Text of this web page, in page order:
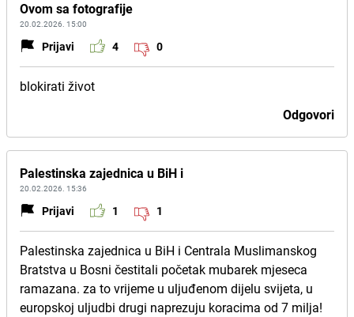
Ovom sa fotografije
20.02.2026. 15:00
Prijavi 4 0
blokirati život
Odgovori
Palestinska zajednica u BiH i
20.02.2026. 15:36
Prijavi 1 1
Palestinska zajednica u BiH i Centrala Muslimanskog
Bratstva u Bosni čestitali početak mubarek mjeseca
ramazana. za to vrijeme u uljuđenom dijelu svijeta, u
europskoj uljudbi drugi naprezuju koracima od 7 milja!